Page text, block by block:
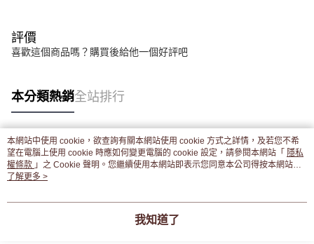
評價
喜歡這個商品嗎？購買後給他一個好評吧
本分類熱銷全站排行
熱門標籤
本網站中使用 cookie，欲查詢有關本網站使用 cookie 方式之詳情，及若您不希
望在電腦上使用 cookie 時應如何變更電腦的 cookie 設定，請參閱本網站「 隱私
權條款 」之 Cookie 聲明。您繼續使用本網站即表示您同意本公司得按本網站使
用條款之 Cookie 聲明使用 cookie。
了解更多 >
我知道了